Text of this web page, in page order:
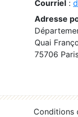
Courriel :
Adresse
Quai
75706
Conditions